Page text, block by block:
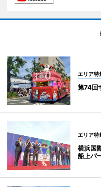
エリア特
第74回
エリア特
横浜国
船上パ